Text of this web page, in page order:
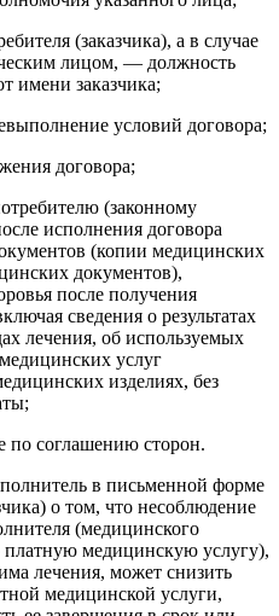
(заказчика), а в случае
лицом, — должность
имени заказчика;
условий договора;
договора;
(законному
исполнения договора
(копии медицинских
документов),
после получения
сведения о результатах
лечения, об используемых
услуг
изделиях, без
по соглашению сторон.
в письменной форме
о том, что несоблюдение
(медицинского
платную медицинскую услугу),
лечения, может снизить
медицинской услуги,